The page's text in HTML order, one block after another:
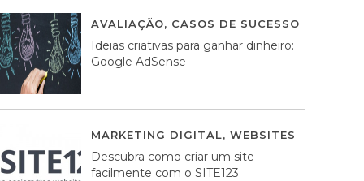
AVALIAÇÃO, CASOS DE SUCESSO DE
Ideias criativas para ganhar dinheiro:
Google AdSense
MARKETING DIGITAL, WEBSITES
Descubra como criar um site
facilmente com o SITE123